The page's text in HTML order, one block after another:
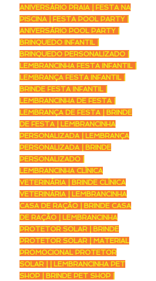
ANIVERSÁRIO PRAIA | FESTA NA
PISCINA | FESTA POOL PARTY |
ANIVERSÁRIO POOL PARTY |
BRINQUEDO INFANTIL |
BRINQUEDO PERSONALIZADO |
LEMBRANCINHA FESTA INFANTIL |
LEMBRANÇA FESTA INFANTIL |
BRINDE FESTA INFANTIL |
LEMBRANCINHA DE FESTA |
LEMBRANÇA DE FESTA | BRINDE
DE FESTA | LEMBRANCINHA
PERSONALIZADA | LEMBRANÇA
PERSONALIZADA | BRINDE
PERSONALIZADO |
LEMBRANCINHA CLÍNICA
VETERINÁRIA | BRINDE CLÍNICA
VETERINÁRIA | LEMBRANCINHA
CASA DE RAÇÃO | BRINDE CASA
DE RAÇÃO | LEMBRANCINHA
PROTETOR SOLAR | BRINDE
PROTETOR SOLAR | MATERIAL
PROMOCIONAL PROTETOR
SOLAR | | LEMBRANCINHA PET
SHOP | BRINDE PET SHOP |